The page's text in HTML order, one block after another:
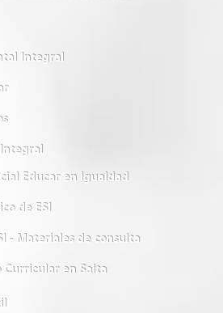
Integral
Educar en Igualdad
de ESI
- Materiales de consulta
Curricular en Salta